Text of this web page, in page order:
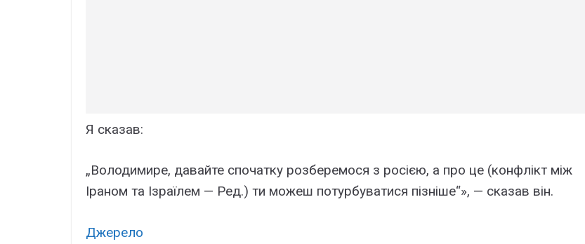
Я сказав:
„Володимире, давайте спочатку розберемося з росією, а про це (конфлікт між
Іраном та Ізраїлем — Ред.) ти можеш потурбуватися пізніше“», — сказав він.
Джерело